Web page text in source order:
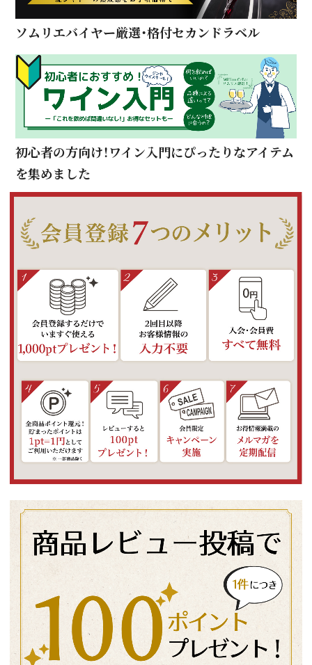
ソムリエバイヤー厳選・格付セカンドラベル
初心者の方向け！ワイン入門にぴったりなアイテム
を集めました